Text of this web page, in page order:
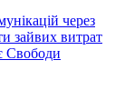
через
зайвих витрат
Свободи